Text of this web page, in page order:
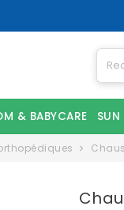
& BABYCARE SUN